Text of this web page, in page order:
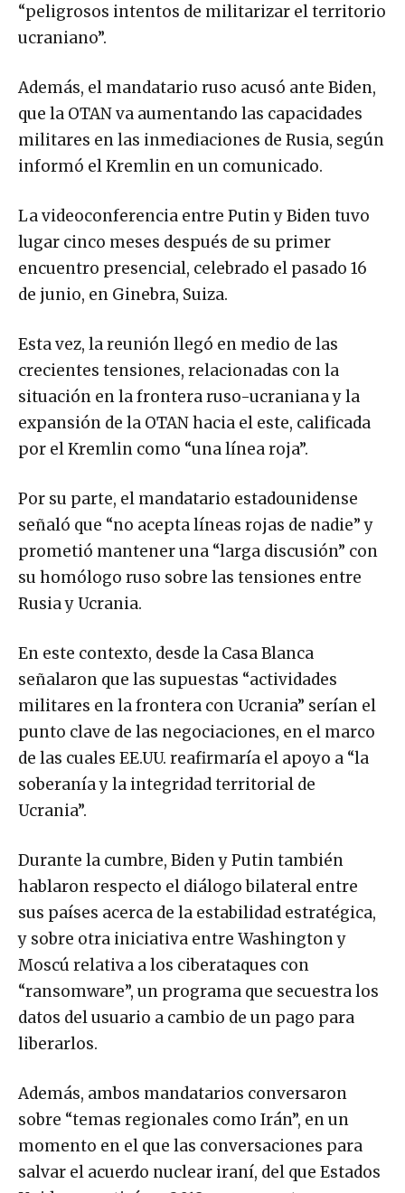
“peligrosos intentos de militarizar el territorio
ucraniano”.
Además, el mandatario ruso acusó ante Biden,
que la OTAN va aumentando las capacidades
militares en las inmediaciones de Rusia, según
informó el Kremlin en un comunicado.
La videoconferencia entre Putin y Biden tuvo
lugar cinco meses después de su primer
encuentro presencial, celebrado el pasado 16
de junio, en Ginebra, Suiza.
Esta vez, la reunión llegó en medio de las
crecientes tensiones, relacionadas con la
situación en la frontera ruso-ucraniana y la
expansión de la OTAN hacia el este, calificada
por el Kremlin como “una línea roja”.
Por su parte, el mandatario estadounidense
señaló que “no acepta líneas rojas de nadie” y
prometió mantener una “larga discusión” con
su homólogo ruso sobre las tensiones entre
Rusia y Ucrania.
En este contexto, desde la Casa Blanca
señalaron que las supuestas “actividades
militares en la frontera con Ucrania” serían el
punto clave de las negociaciones, en el marco
de las cuales EE.UU. reafirmaría el apoyo a “la
soberanía y la integridad territorial de
Ucrania”.
Durante la cumbre, Biden y Putin también
hablaron respecto el diálogo bilateral entre
sus países acerca de la estabilidad estratégica,
y sobre otra iniciativa entre Washington y
Moscú relativa a los ciberataques con
“ransomware”, un programa que secuestra los
datos del usuario a cambio de un pago para
liberarlos.
Además, ambos mandatarios conversaron
sobre “temas regionales como Irán”, en un
momento en el que las conversaciones para
salvar el acuerdo nuclear iraní, del que Estados